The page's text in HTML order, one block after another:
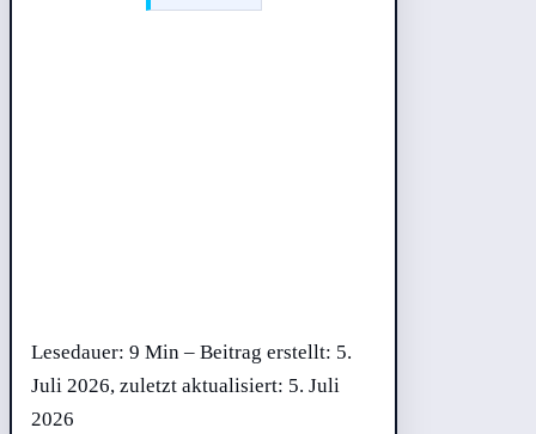
Lesedauer: 9 Min – Beitrag erstellt: 5.
Juli 2026, zuletzt aktualisiert: 5. Juli
2026